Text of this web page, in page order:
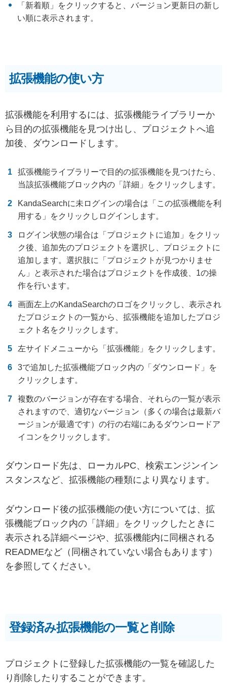
「新着順」をクリックすると、バージョン更新日の新し
い順に表示されます。
拡張機能の使い方
拡張機能を利用するには、拡張機能ライブラリーか
ら目的の拡張機能を見つけ出し、プロジェクトへ追
加後、ダウンロードします。
拡張機能ライブラリーで目的の拡張機能を見つけたら、
当該拡張機能ブロック内の「詳細」をクリックします。
KandaSearchに未ログインの場合は「この拡張機能を利
用する」をクリックしログインします。
ログイン状態の場合は「プロジェクトに追加」をクリッ
ク後、追加先のプロジェクトを選択し、プロジェクトに
追加します。選択肢に「プロジェクトが見つかりませ
ん」と表示された場合はプロジェクトを作成後、1の操
作を行います。
画面左上のKandaSearchのロゴをクリックし、表示され
たプロジェクトの一覧から、拡張機能を追加したプロジ
ェクト名をクリックします。
左サイドメニューから「拡張機能」をクリックします。
3で追加した拡張機能ブロック内の「ダウンロード」を
クリックします。
複数のバージョンが存在する場合、それらの一覧が表示
されますので、適切なバージョン（多くの場合は最新バ
ージョンが最適です）の行の右端にあるダウンロードア
イコンをクリックします。
ダウンロード先は、ローカルPC、検索エンジンイン
スタンスなど、拡張機能の種類により異なります。
ダウンロード後の拡張機能の使い方については、拡
張機能ブロック内の「詳細」をクリックしたときに
表示される詳細ページや、拡張機能内に同梱される
READMEなど（同梱されていない場合もあります）
を参照してください。
登録済み拡張機能の一覧と削除
プロジェクトに登録した拡張機能の一覧を確認した
り削除したりすることができます。